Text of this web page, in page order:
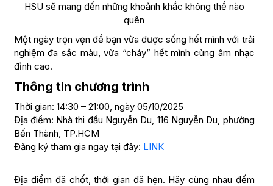
HSU sẽ mang đến những khoảnh khắc không thể nào
quên
Một ngày trọn vẹn để bạn vừa được sống hết mình với trải
nghiệm đa sắc màu, vừa “cháy” hết mình cùng âm nhạc
đỉnh cao.
Thông tin chương trình
Thời gian: 14:30 – 21:00, ngày 05/10/2025
Địa điểm: Nhà thi đấu Nguyễn Du, 116 Nguyễn Du, phường
Bến Thành, TP.HCM
Đăng ký tham gia ngay tại đây: LINK
Địa điểm đã chốt, thời gian đã hẹn. Hãy cùng nhau đếm